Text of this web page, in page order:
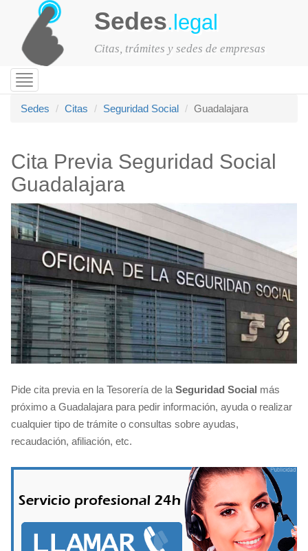
Sedes.legal
Citas, trámites y sedes de empresas
Toggle
navigation
Sedes
Citas Seguridad Social Guadalajara
Cita Previa Seguridad Social
Guadalajara
Pide cita previa en la Tesorería de la Seguridad Social más
próximo a Guadalajara para pedir información, ayuda o realizar
cualquier tipo de trámite o consultas sobre ayudas,
recaudación, afiliación, etc.